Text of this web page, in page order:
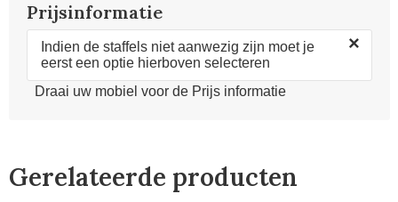
Prijsinformatie
Indien de staffels niet aanwezig zijn moet je
eerst een optie hierboven selecteren
×
Draai uw mobiel voor de Prijs informatie
Gerelateerde producten